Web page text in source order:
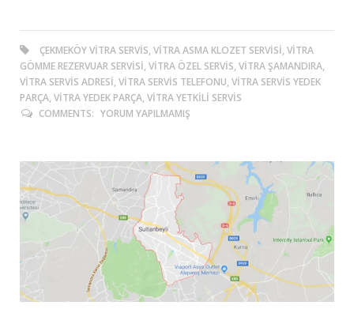
ÇEKMEKÖY VITRA SERVIS, VITRA ASMA KLOZET SERVISI, VITRA
GÖMME REZERVUAR SERVISI, VITRA ÖZEL SERVIS, VITRA ŞAMANDIRA,
VITRA SERVIS ADRESI, VITRA SERVIS TELEFONU, VITRA SERVIS YEDEK
PARÇA, VITRA YEDEK PARÇA, VITRA YETKILI SERVIS
COMMENTS: YORUM YAPILMAMIŞ